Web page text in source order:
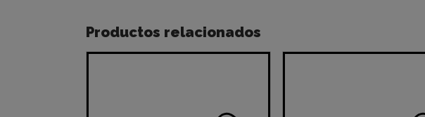
Productos relacionados